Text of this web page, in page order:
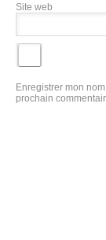
Site web
Enregistrer mon
prochain